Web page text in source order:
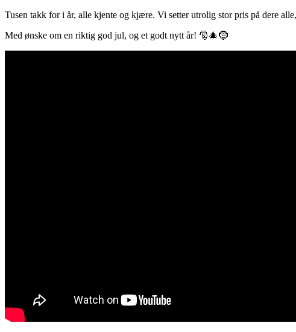
Tusen takk for i år, alle kjente og kjære. Vi setter utrolig stor pris på dere
Med ønske om en riktig god jul, og et godt nytt år! 🎅🎄🤶